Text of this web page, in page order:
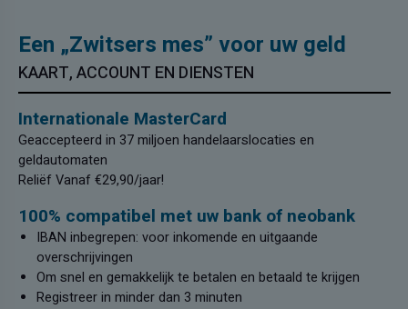
Een „Zwitsers mes” voor uw geld
KAART, ACCOUNT EN DIENSTEN
Internationale MasterCard
Geaccepteerd in 37 miljoen handelaarslocaties en
geldautomaten
Reliëf Vanaf €29,90/jaar!
100% compatibel met uw bank of neobank
IBAN inbegrepen: voor inkomende en uitgaande
overschrijvingen
Om snel en gemakkelijk te betalen en betaald te krijgen
Registreer in minder dan 3 minuten